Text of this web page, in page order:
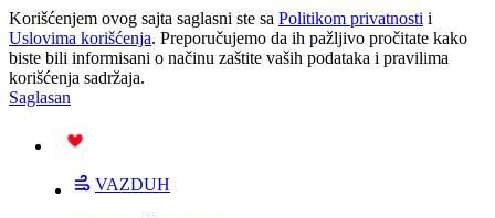
Korišćenjem ovog sajta saglasni ste sa Politikom privatnosti i
Uslovima korišćenja. Preporučujemo da ih pažljivo pročitate kako
biste bili informisani o načinu zaštite vaših podataka i pravilima
korišćenja sadržaja.
Saglasan
VAZDUH